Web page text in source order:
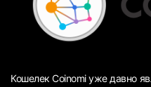
Кошелек Coinomi уже давно